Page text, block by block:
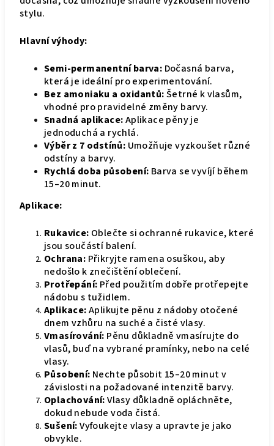
stylu.
Hlavní výhody:
Semi-permanentní barva: Dočasná barva,
která je ideální pro experimentování.
Bez amoniaku a oxidantů:Šetrné k vlasům,
vhodné pro pravidelné změny barvy.
Snadná aplikace:Aplikace pěny je
jednoduchá a rychlá.
Výběr z 7 odstínů: Umožňuje vyzkoušet různé
odstíny a barvy.
Rychlá doba působení: Barva se vyvíjí během
15–20 minut.
Aplikace:
Rukavice: Oblečte si ochranné rukavice, které
jsou součástí balení.
Ochrana: Přikryjte ramena osuškou, aby
nedošlo k znečištění oblečení.
Protřepání: Před použitím dobře protřepejte
nádobu s tužidlem.
Aplikace:Aplikujte pěnu z nádoby otočené
dnem vzhůru na suché a čisté vlasy.
Vmasírování: Pěnu důkladně vmasírujte do
vlasů, buď na vybrané pramínky, nebo na celé
vlasy.
Působení: Nechte působit 15–20 minut v
závislosti na požadované intenzitě barvy.
Oplachování:Vlasy důkladně opláchněte,
dokud nebude voda čistá.
Sušení:Vyfoukejte vlasy a upravte je jako
obvykle.